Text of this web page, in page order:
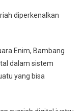
diperkenalkan
Enim, Bambang
dalam sistem
yang bisa